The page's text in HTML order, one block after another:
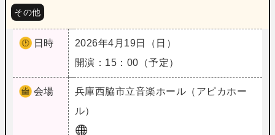
その他
日時
2026年4月19日（日）
開演：15：00（予定）
会場 兵庫西脇市立音楽ホール（アピカホー
ル）